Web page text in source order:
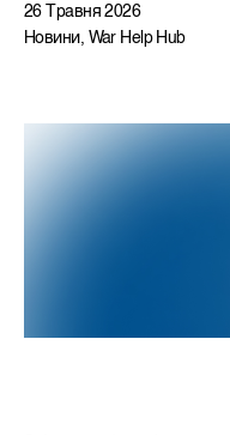
Новини, War Help Hub
26 Травня 2026